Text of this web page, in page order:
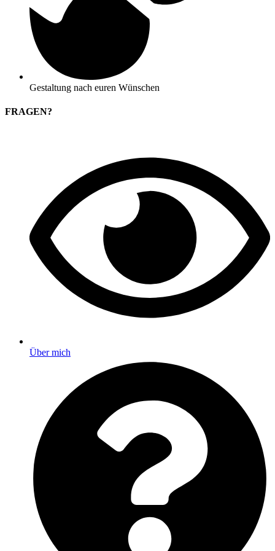
Gestaltung nach euren Wünschen
FRAGEN?
Über mich